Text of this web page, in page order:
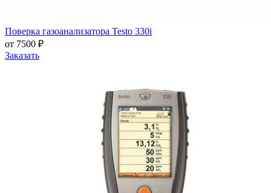
Поверка газоанализатора Testo 330i
от 7500 ₽
Заказать